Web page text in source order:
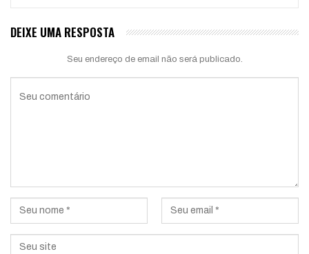
DEIXE UMA RESPOSTA
Seu endereço de email não será publicado.